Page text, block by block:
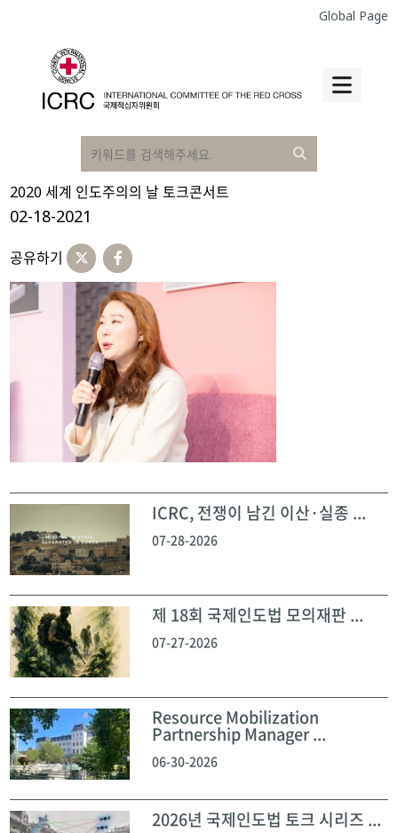
Global Page
2020 세계 인도주의의 날 토크콘서트
02-18-2021
공유하기
ICRC, 전쟁이 남긴 이산·실종 ...
07-28-2026
제 18회 국제인도법 모의재판 ...
07-27-2026
Resource Mobilization
Partnership Manager ...
06-30-2026
2026년 국제인도법 토크 시리즈 ...